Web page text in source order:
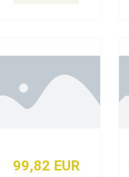
99,82 EUR